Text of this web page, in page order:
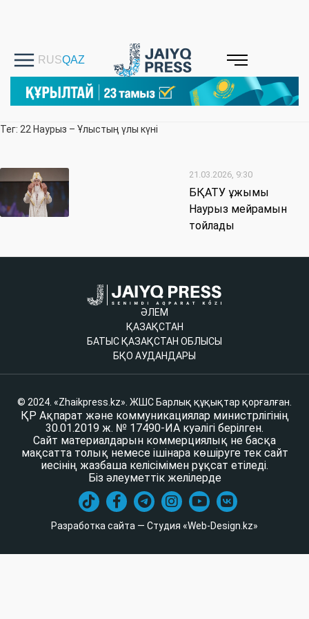
Тег: 22 Наурыз – Ұлыстың үлы күні
21.03.2026, 9:30
БҚАТУ ұжымы
Наурыз мейрамын
тойлады
ӘЛЕМ
ҚАЗАҚСТАН
БАТЫС ҚАЗАҚСТАН ОБЛЫСЫ
БҚО АУДАНДАРЫ
© 2024. «Zhaikpress.kz». ЖШС Барлық құқықтар қорғалған.
ҚР Ақпарат және коммуникациялар министрлігінің
30.01.2019 ж. № 17490-ИА куәлігі берілген.
Сайт материалдарын коммерциялық не басқа
мақсатта толық немесе ішінара көшіруге тек сайт
иесінің жазбаша келісімімен рұқсат етіледі.
Біз әлеуметтік желілерде
Разработка сайта — Студия «Web-Design.kz»